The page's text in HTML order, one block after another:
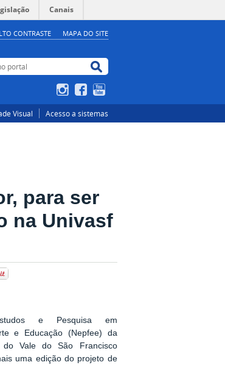
Canais
CONTRASTE MAPA DO SITE
Buscar no portal
InstagramFacebook
Visual Acesso a sistemas
para ser
na Univasf
e Pesquisa em
e Educação (Nepfee) da
do Vale do São Francisco
uma edição do projeto de